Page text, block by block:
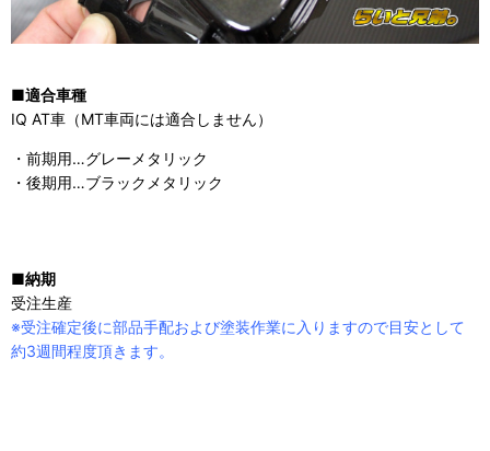
■適合車種
IQ AT車（MT車両には適合しません）
・前期用…グレーメタリック
・後期用…ブラックメタリック
■納期
受注生産
※受注確定後に部品手配および塗装作業に入りますので目安として
約3週間程度頂きます。